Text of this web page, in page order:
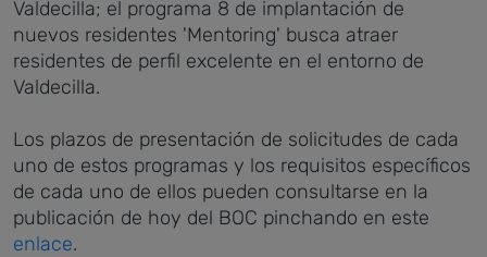
Valdecilla; el programa 8 de implantación de
nuevos residentes 'Mentoring' busca atraer
residentes de perfil excelente en el entorno de
Valdecilla.
Los plazos de presentación de solicitudes de cada
uno de estos programas y los requisitos específicos
de cada uno de ellos pueden consultarse en la
publicación de hoy del BOC pinchando en este
enlace.